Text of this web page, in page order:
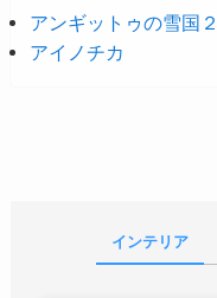
アンギットゥの雪国２
アイノチカ
インテリア